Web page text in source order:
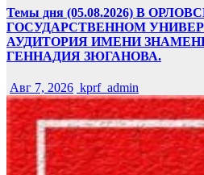
Темы дня (05.08.2026) В
ГОСУДАРСТВЕННОМ
АУДИТОРИЯ ИМЕНИ
ГЕННАДИЯ ЗЮГАНОВА.
Авг 7, 2026 kprf_admin